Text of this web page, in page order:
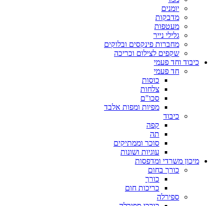
יומנים
מדבקות
מעטפות
גלילי נייר
מחברות פינקסים ובלוקים
שקפים לצילום וכריכה
כיבוד וחד פעמי
חד פעמי
כוסות
צלחות
סכו"ם
מפיות ומפות אלבד
כיבוד
קפה
תה
סוכר וממתיקים
עוגיות ושונות
מיכון משרדי ומדפסות
כורך בחום
כורך
כריכות חום
ספירלה